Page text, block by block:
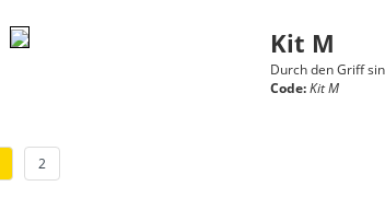
Kit M
Durch den Griff
Code:Kit M
2